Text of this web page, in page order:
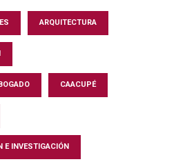
ARQUITECTURA
CAACUPÉ
E INVESTIGACIÓN